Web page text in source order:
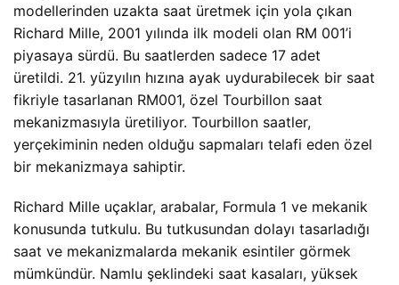
modellerinden uzakta saat üretmek için yola çıkan
Richard Mille, 2001 yılında ilk modeli olan RM 001’i
piyasaya sürdü. Bu saatlerden sadece 17 adet
üretildi. 21. yüzyılın hızına ayak uydurabilecek bir saat
fikriyle tasarlanan RM001, özel Tourbillon saat
mekanizmasıyla üretiliyor. Tourbillon saatler,
yerçekiminin neden olduğu sapmaları telafi eden özel
bir mekanizmaya sahiptir.
Richard Mille uçaklar, arabalar, Formula 1 ve mekanik
konusunda tutkulu. Bu tutkusundan dolayı tasarladığı
saat ve mekanizmalarda mekanik esintiler görmek
mümkündür. Namlu şeklindeki saat kasaları, yüksek